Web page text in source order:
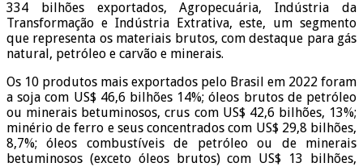
334 bilhões exportados, Agropecuária, Indústria da
Transformação e Indústria Extrativa, este, um segmento
que representa os materiais brutos, com destaque para gás
natural, petróleo e carvão e minerais.
Os 10 produtos mais exportados pelo Brasil em 2022 foram
a soja com US$ 46,6 bilhões 14%; óleos brutos de petróleo
ou minerais betuminosos, crus com US$ 42,6 bilhões, 13%;
minério de ferro e seus concentrados com US$ 29,8 bilhões,
8,7%; óleos combustíveis de petróleo ou de minerais
betuminosos (exceto óleos brutos) com US$ 13 bilhões,